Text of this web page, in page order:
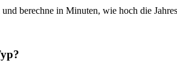
berechne in Minuten, wie hoch die